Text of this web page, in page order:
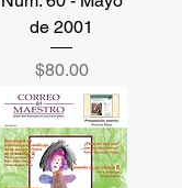
de 2001
Precio
$80.00